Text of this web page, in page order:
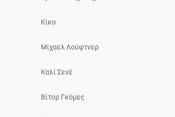
Κίκο
Μίχαελ Λούφτνερ
Καλί Σενέ
Βίτορ Γκόμες